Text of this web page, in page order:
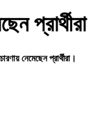
প্রার্থীরা
নেমেছেন প্রার্থীরা।